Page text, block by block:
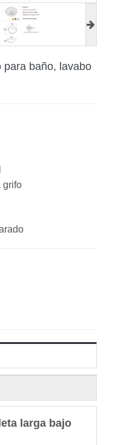
para baño, lavabo
grifo
larga bajo